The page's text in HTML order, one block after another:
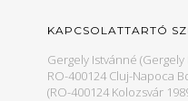
KAPCSOLATTARTÓ
Gergely Istvánné (Gergely
RO-400124 Cluj-Napoca
(RO-400124 Kolozsvár